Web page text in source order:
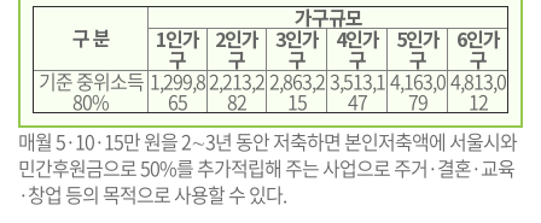
구 분
가구규모
1인가
구
2인가
구
3인가
구
4인가
구
5인가
구
6인가
구
기준 중위소득
80%
1,299,8
65
2,213,2
82
2,863,2
15
3,513,1
47
4,163,0
79
4,813,0
12
매월 5·10·15만 원을 2∼3년 동안 저축하면 본인저축액에 서울시와
민간후원금으로 50%를 추가적립해 주는 사업으로 주거·결혼·교육
·창업 등의 목적으로 사용할 수 있다.